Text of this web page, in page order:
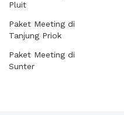
Pluit
Paket Meeting di
Tanjung Priok
Paket Meeting di
Sunter